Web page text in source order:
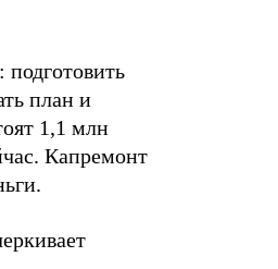
план и
1,1 млн
Капремонт